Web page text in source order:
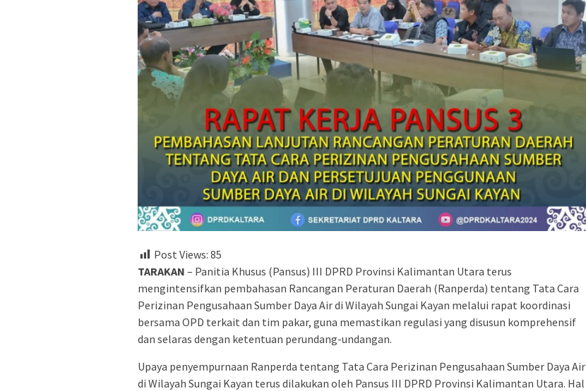
Post Views: 85
TARAKAN – Panitia Khusus (Pansus) III DPRD Provinsi Kalimantan Utara terus
mengintensifkan pembahasan Rancangan Peraturan Daerah (Ranperda) tentang Tata Cara
Perizinan Pengusahaan Sumber Daya Air di Wilayah Sungai Kayan melalui rapat koordinasi
bersama OPD terkait dan tim pakar, guna memastikan regulasi yang disusun komprehensif
dan selaras dengan ketentuan perundang-undangan.
Upaya penyempurnaan Ranperda tentang Tata Cara Perizinan Pengusahaan Sumber Daya Air
di Wilayah Sungai Kayan terus dilakukan oleh Pansus III DPRD Provinsi Kalimantan Utara. Hal